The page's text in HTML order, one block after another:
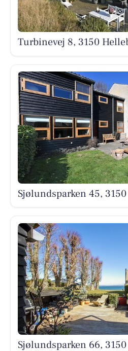
Turbinevej 8, 3150
Sjølundsparken 45,
Sjølundsparken 66,